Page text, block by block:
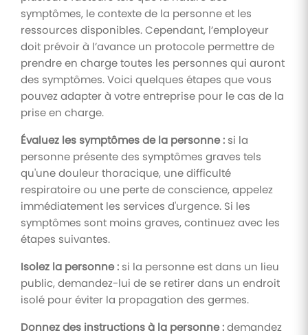
symptômes, le contexte de la personne et les
ressources disponibles. Cependant, l’employeur
doit prévoir à l’avance un protocole permettre de
prendre en charge toutes les personnes qui auront
des symptômes. Voici quelques étapes que vous
pouvez adapter à votre entreprise pour le cas de la
prise en charge.
Évaluez les symptômes de la personne : si la
personne présente des symptômes graves tels
qu'une douleur thoracique, une difficulté
respiratoire ou une perte de conscience, appelez
immédiatement les services d'urgence. Si les
symptômes sont moins graves, continuez avec les
étapes suivantes.
Isolez la personne : si la personne est dans un lieu
public, demandez-lui de se retirer dans un endroit
isolé pour éviter la propagation des germes.
Donnez des instructions à la personne :demandez